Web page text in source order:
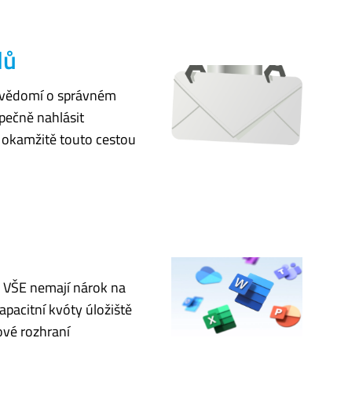
o správném
nahlásit
touto cestou
nemají nárok na
kvóty úložiště
rozhraní